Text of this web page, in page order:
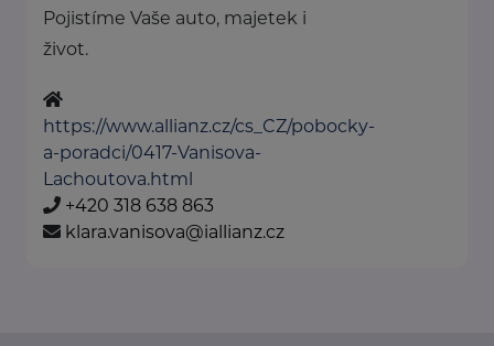
Pojistíme Vaše auto, majetek i
život.
https://www.allianz.cz/cs_CZ/pobocky-
a-poradci/0417-Vanisova-
Lachoutova.html
+420 318 638 863
klara.vanisova@iallianz.cz